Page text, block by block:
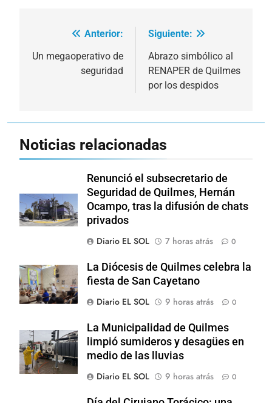
Navegación
de
Anterior:
Un megaoperativo de
seguridad
Siguiente:
Abrazo simbólico al
RENAPER de Quilmes
por los despidos
Noticias relacionadas
Renunció el subsecretario de
Seguridad de Quilmes, Hernán
Ocampo, tras la difusión de chats
privados
Diario EL SOL
7 horas atrás 0
La Diócesis de Quilmes celebra la
fiesta de San Cayetano
Diario EL SOL
9 horas atrás 0
La Municipalidad de Quilmes
limpió sumideros y desagües en
medio de las lluvias
Diario EL SOL
9 horas atrás 0